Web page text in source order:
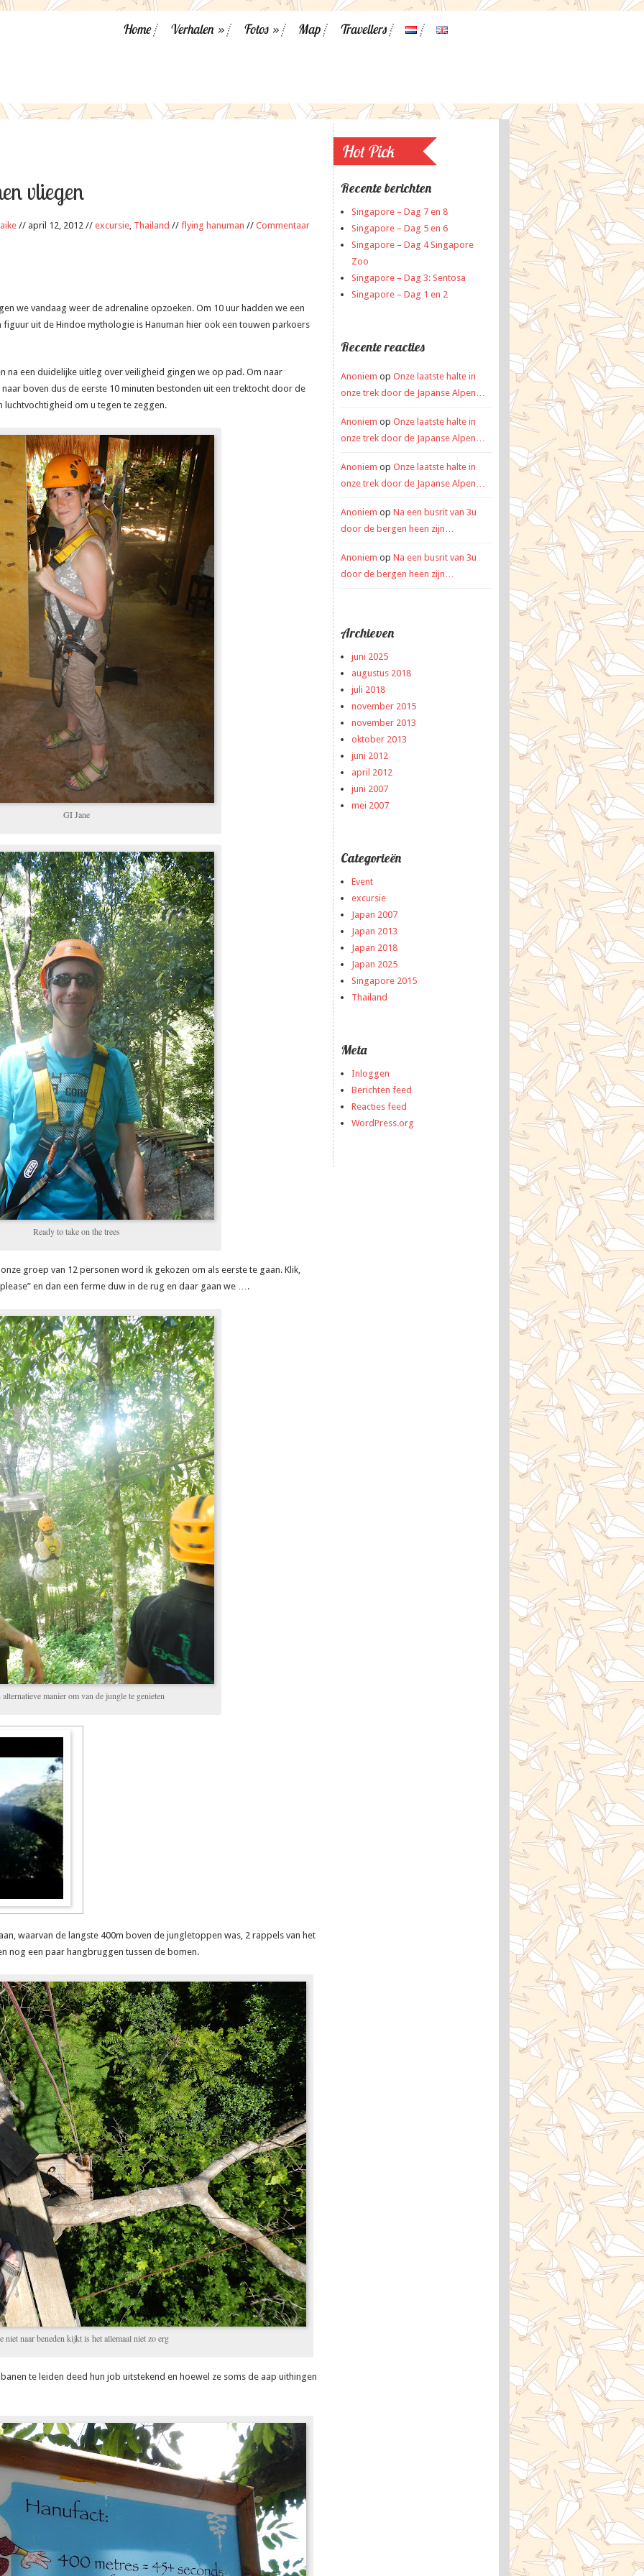
Home Verhalen » Fotos » Map Travellers
vliegen
// april 12, 2012 // excursie, Thailand // flying hanuman // Commentaar
we vandaag weer de adrenaline opzoeken. Om 10 uur hadden we een
figuur uit de Hindoe mythologie is Hanuman hier ook een touwen parkoers
na een duidelijke uitleg over veiligheid gingen we op pad. Om naar
boven dus de eerste 10 minuten bestonden uit een trektocht door de
luchtvochtigheid om u tegen te zeggen.
GI Jane
Ready to take on the trees
groep van 12 personen word ik gekozen om als eerste te gaan. Klik,
en dan een ferme duw in de rug en daar gaan we ….
alternatieve manier om van de jungle te genieten
waarvan de langste 400m boven de jungletoppen was, 2 rappels van het
nog een paar hangbruggen tussen de bomen.
niet naar beneden kijkt is het allemaal niet zo erg
te leiden deed hun job uitstekend en hoewel ze soms de aap uithingen
Hot Pick
Recente berichten
Singapore – Dag 7 en 8
Singapore – Dag 5 en 6
Singapore – Dag 4 Singapore
Zoo
Singapore – Dag 3: Sentosa
Singapore – Dag 1 en 2
Recente reacties
Anoniem op Onze laatste halte in
onze trek door de Japanse Alpen…
Anoniem op Onze laatste halte in
onze trek door de Japanse Alpen…
Anoniem op Onze laatste halte in
onze trek door de Japanse Alpen…
Anoniem op Na een busrit van 3u
door de bergen heen zijn…
Anoniem op Na een busrit van 3u
door de bergen heen zijn…
Archieven
juni 2025
augustus 2018
juli 2018
november 2015
november 2013
oktober 2013
juni 2012
april 2012
juni 2007
mei 2007
Categorieën
Event
excursie
Japan 2007
Japan 2013
Japan 2018
Japan 2025
Singapore 2015
Thailand
Meta
Inloggen
Berichten feed
Reacties feed
WordPress.org